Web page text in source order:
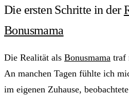
Die ersten Schritte in der
Bonusmama
Die Realität als Bonusmama traf
An manchen Tagen fühlte ich
im eigenen Zuhause,